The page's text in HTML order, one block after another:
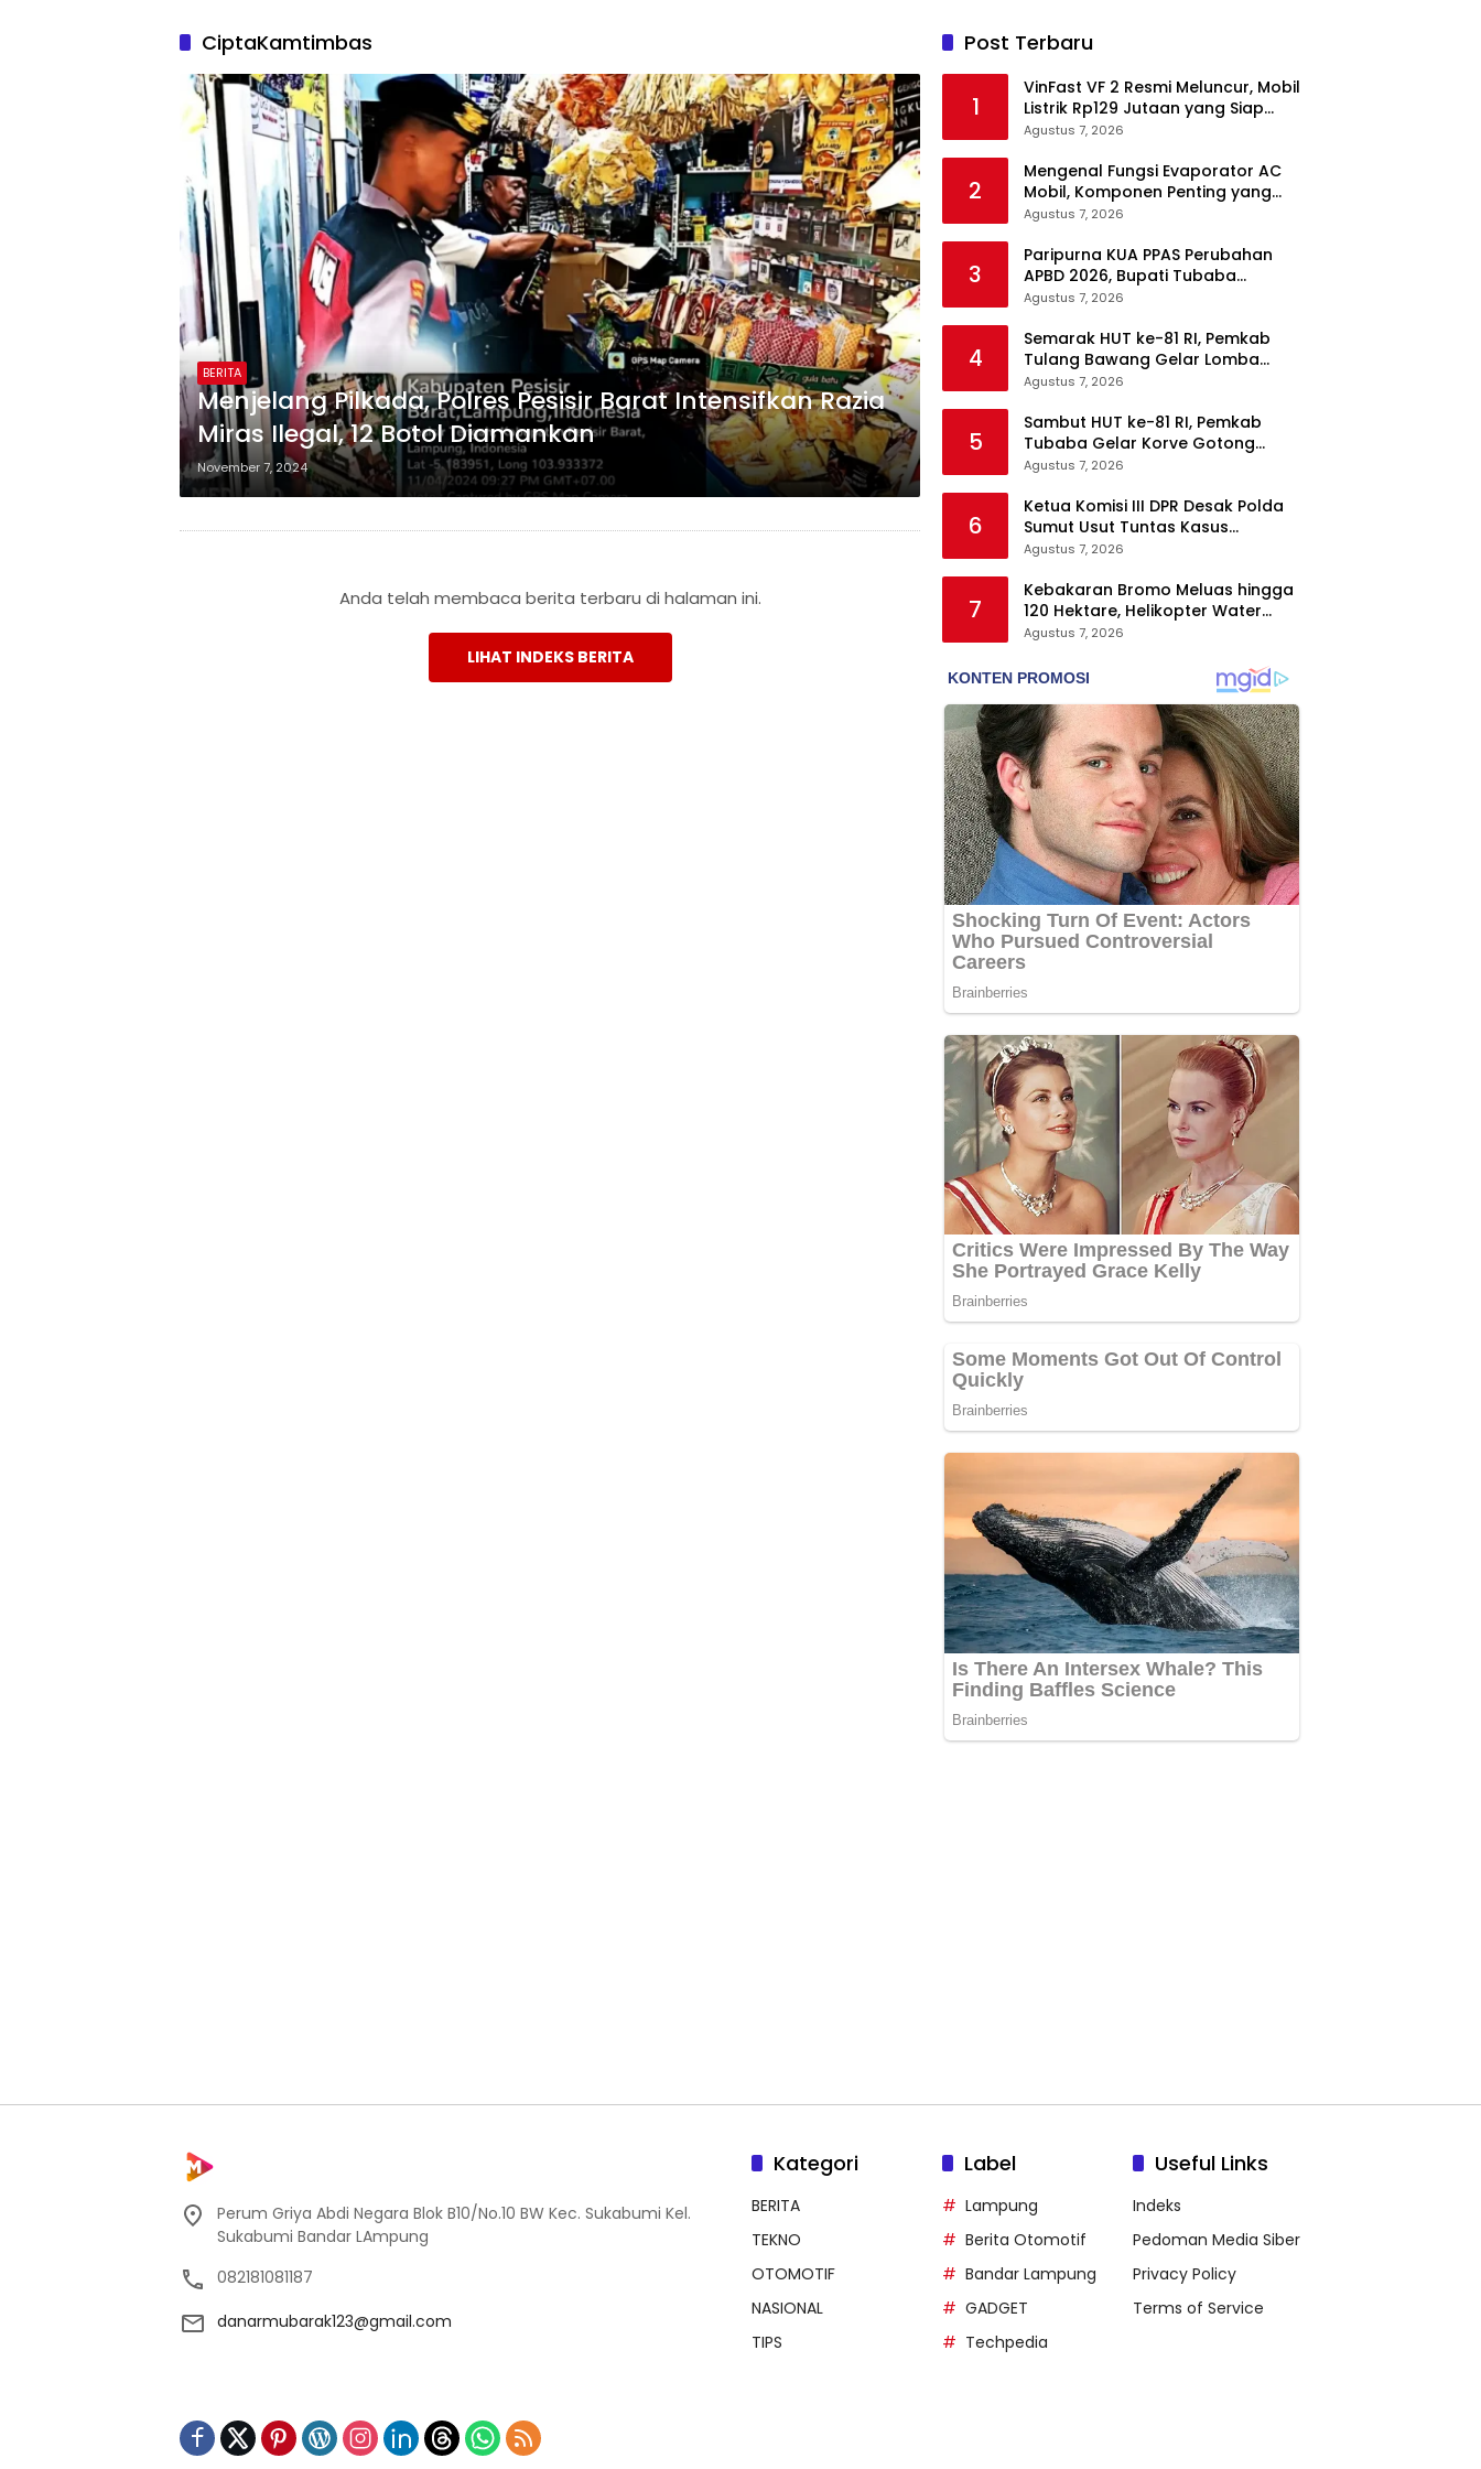
CiptaKamtimbas
BERITA
Menjelang Pilkada, Polres Pesisir Barat Intensifkan Razia
Miras Ilegal, 12 Botol Diamankan
November 7, 2024
Anda telah membaca berita terbaru di halaman ini.
LIHAT INDEKS BERITA
Post Terbaru
1
VinFast VF 2 Resmi Meluncur, Mobil
Listrik Rp129 Jutaan yang Siap
Jadi Alternatif Pengganti Motor
Agustus 7, 2026
2
Mengenal Fungsi Evaporator AC
Mobil, Komponen Penting yang
Sering Terlupakan
Agustus 7, 2026
3
Paripurna KUA PPAS Perubahan
APBD 2026, Bupati Tubaba
Targetkan Pendapatan Daerah
Agustus 7, 2026
4
Semarak HUT ke-81 RI, Pemkab
Tulang Bawang Gelar Lomba
Senam Udang Manis
Agustus 7, 2026
5
Sambut HUT ke-81 RI, Pemkab
Tubaba Gelar Korve Gotong
Royong dan Bersih-Bersih
Agustus 7, 2026
6
Ketua Komisi III DPR Desak Polda
Sumut Usut Tuntas Kasus
Kematian WL Secara Transparan
Agustus 7, 2026
7
Kebakaran Bromo Meluas hingga
120 Hektare, Helikopter Water
Bombing Disiagakan
Agustus 7, 2026
Perum Griya Abdi Negara Blok B10/No.10 BW Kec. Sukabumi Kel.
Sukabumi Bandar LAmpung
082181081187
danarmubarak123@gmail.com
Kategori
BERITA
TEKNO
OTOMOTIF
NASIONAL
TIPS
Label
Lampung
Berita Otomotif
Bandar Lampung
GADGET
Techpedia
Useful Links
Indeks
Pedoman Media Siber
Privacy Policy
Terms of Service